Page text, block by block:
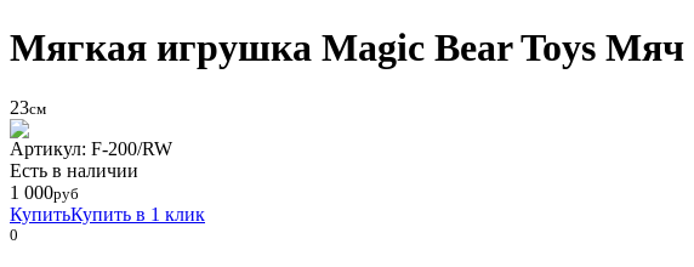
Мягкая игрушка Magic Bear Toys
23см
Артикул: F-200/RW
Eсть в наличии
1 000руб
КупитьКупить в 1 клик
0